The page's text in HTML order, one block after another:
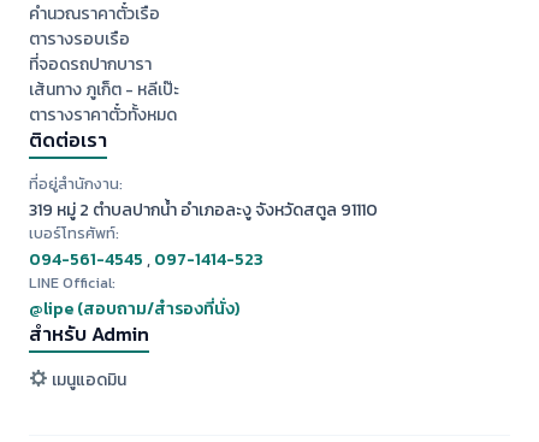
คำนวณราคาตั๋วเรือ
ตารางรอบเรือ
ที่จอดรถปากบารา
เส้นทาง ภูเก็ต - หลีเป๊ะ
ตารางราคาตั๋วทั้งหมด
ติดต่อเรา
ที่อยู่สำนักงาน:
319 หมู่ 2 ตำบลปากน้ำ อำเภอละงู จังหวัดสตูล 91110
เบอร์โทรศัพท์:
094-561-4545,097-1414-523
LINE Official:
@lipe (สอบถาม/สำรองที่นั่ง)
สำหรับ Admin
เมนูแอดมิน